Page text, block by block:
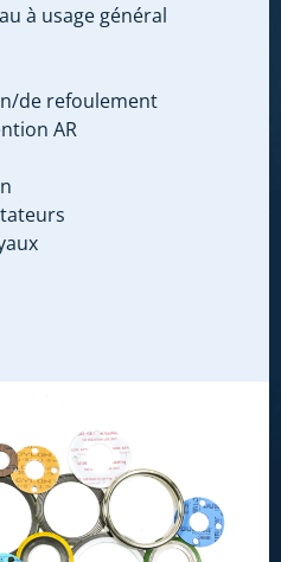
à usage général
de refoulement
AR